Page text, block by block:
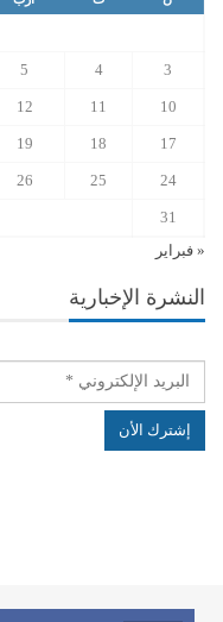
3
4
5
10
11
12
17
18
19
24
25
26
31
« فبراير
النشرة الإخبارية
الهياكل